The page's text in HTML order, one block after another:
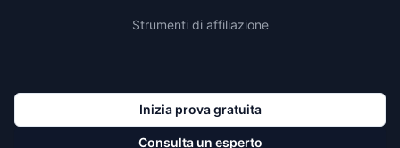
Strumenti di affiliazione
Inizia prova gratuita
Consulta un esperto